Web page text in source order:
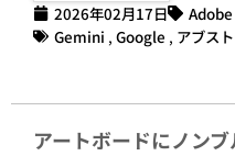
2026年02月17日
Gemini , Google , アブス
アートボードにノン